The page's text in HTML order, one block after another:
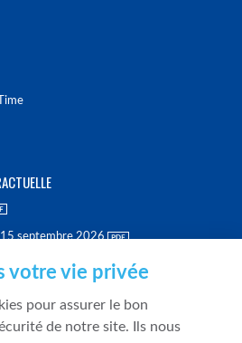
15 septembre 2026
votre vie privée
pour assurer le bon
de notre site. Ils nous